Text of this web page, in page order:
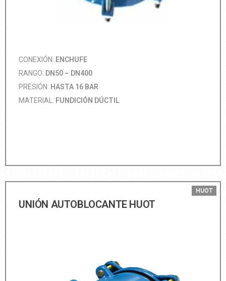
CONEXIÓN: ENCHUFE
RANGO: DN50 – DN400
PRESIÓN: HASTA 16 BAR
MATERIAL: FUNDICIÓN DÚCTIL
UNIÓN AUTOBLOCANTE HUOT
HUOT